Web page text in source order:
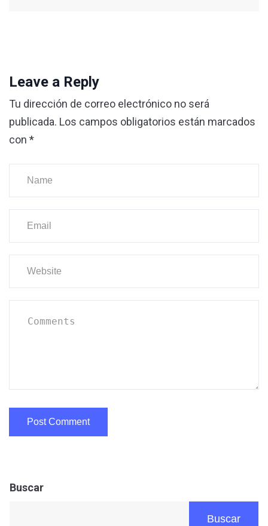
Leave a Reply
Tu dirección de correo electrónico no será
publicada. Los campos obligatorios están marcados
con *
Buscar
Buscar